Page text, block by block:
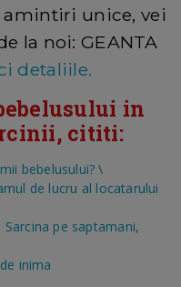
unice, vei
la noi: GEANTA
detaliile.
in
cititi:
bebelusului? \
de lucru al locatarului
Sarcina pe saptamani,
inima